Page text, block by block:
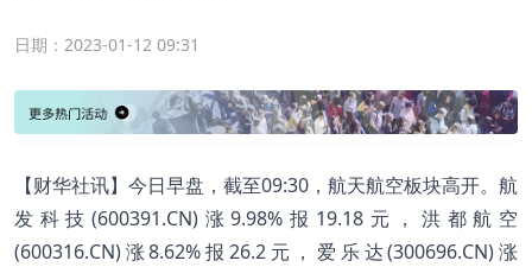
日期： 2023-01-12 09:31
【财华社讯】今日早盘，截至09:30，航天航空板块高开。航
发科技(600391.CN)涨9.98%报19.18元，洪都航空
(600316.CN)涨8.62%报26.2元，爱乐达(300696.CN)涨